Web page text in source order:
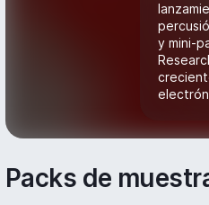
y mini-
Packs de